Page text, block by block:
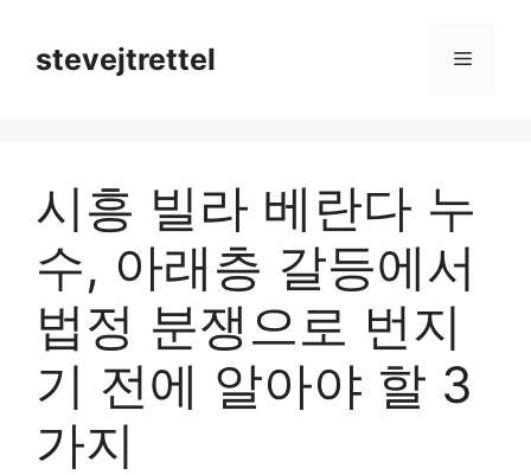
contentstevejtrettel Menu
시흥 빌라 베란다 누
수, 아래층 갈등에서
법정 분쟁으로 번지
기 전에 알아야 할 3
가지